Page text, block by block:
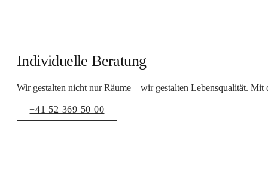
Individuelle Beratung
Wir gestalten nicht nur Räume – wir gestalten Lebensqualität.
+41 52 369 50 00